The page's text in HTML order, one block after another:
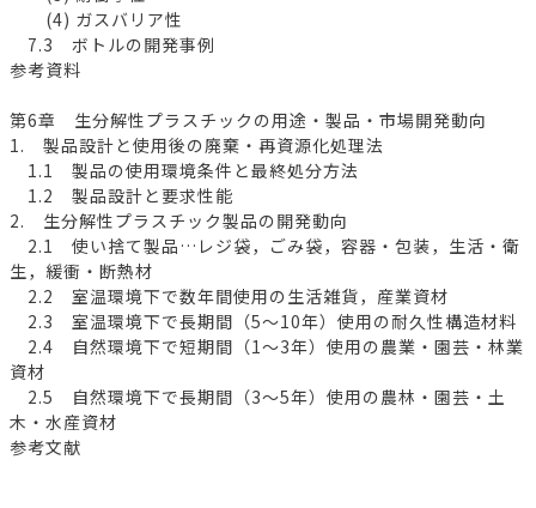
(4) ガスバリア性
7.3 ボトルの開発事例
参考資料
第6章 生分解性プラスチックの用途・製品・市場開発動向
1. 製品設計と使用後の廃棄・再資源化処理法
1.1 製品の使用環境条件と最終処分方法
1.2 製品設計と要求性能
2. 生分解性プラスチック製品の開発動向
2.1 使い捨て製品…レジ袋，ごみ袋，容器・包装，生活・衛
生，緩衝・断熱材
2.2 室温環境下で数年間使用の生活雑貨，産業資材
2.3 室温環境下で長期間（5～10年）使用の耐久性構造材料
2.4 自然環境下で短期間（1～3年）使用の農業・園芸・林業
資材
2.5 自然環境下で長期間（3～5年）使用の農林・園芸・土
木・水産資材
参考文献